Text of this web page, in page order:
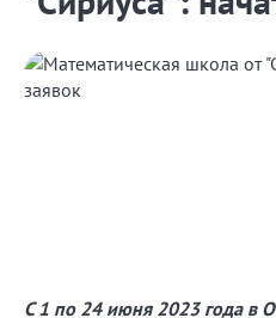
С 1 по 24 июня 2023 года в